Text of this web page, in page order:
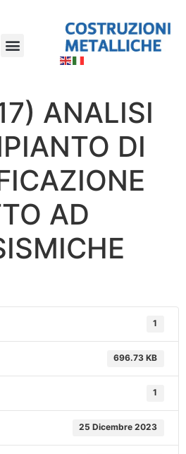
ANALISI
DI
AD
1
696.73 KB
1
25 Dicembre 2023